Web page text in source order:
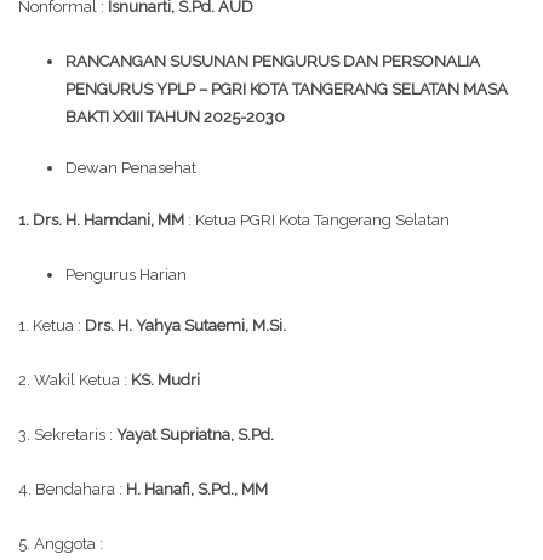
Nonformal : Isnunarti, S.Pd. AUD
RANCANGAN SUSUNAN PENGURUS DAN PERSONALIA
PENGURUS YPLP – PGRI KOTA TANGERANG SELATAN MASA
BAKTI XXIII TAHUN 2025-2030
Dewan Penasehat
1. Drs. H. Hamdani, MM : Ketua PGRI Kota Tangerang Selatan
Pengurus Harian
1. Ketua : Drs. H. Yahya Sutaemi, M.Si.
2. Wakil Ketua : KS. Mudri
3. Sekretaris : Yayat Supriatna, S.Pd.
4. Bendahara : H. Hanafi, S.Pd., MM
5. Anggota :